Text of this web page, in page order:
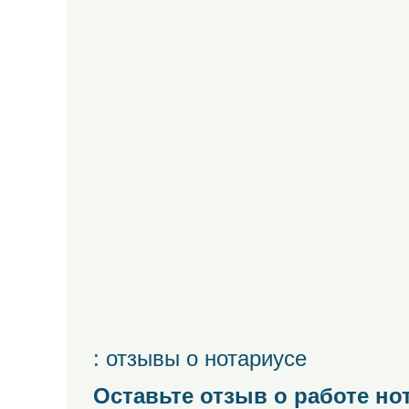
: отзывы о нотариусе
Оставьте отзыв о работе